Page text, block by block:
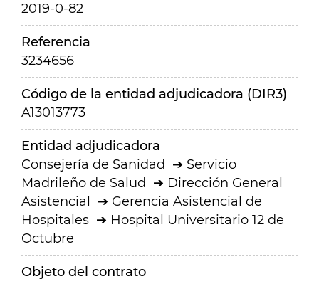
2019-0-82
Referencia
3234656
Código de la entidad adjudicadora (DIR3)
A13013773
Entidad adjudicadora
Consejería de Sanidad
Servicio
Madrileño de Salud
Dirección General
Asistencial
Gerencia Asistencial de
Hospitales
Hospital Universitario 12 de
Octubre
Objeto del contrato